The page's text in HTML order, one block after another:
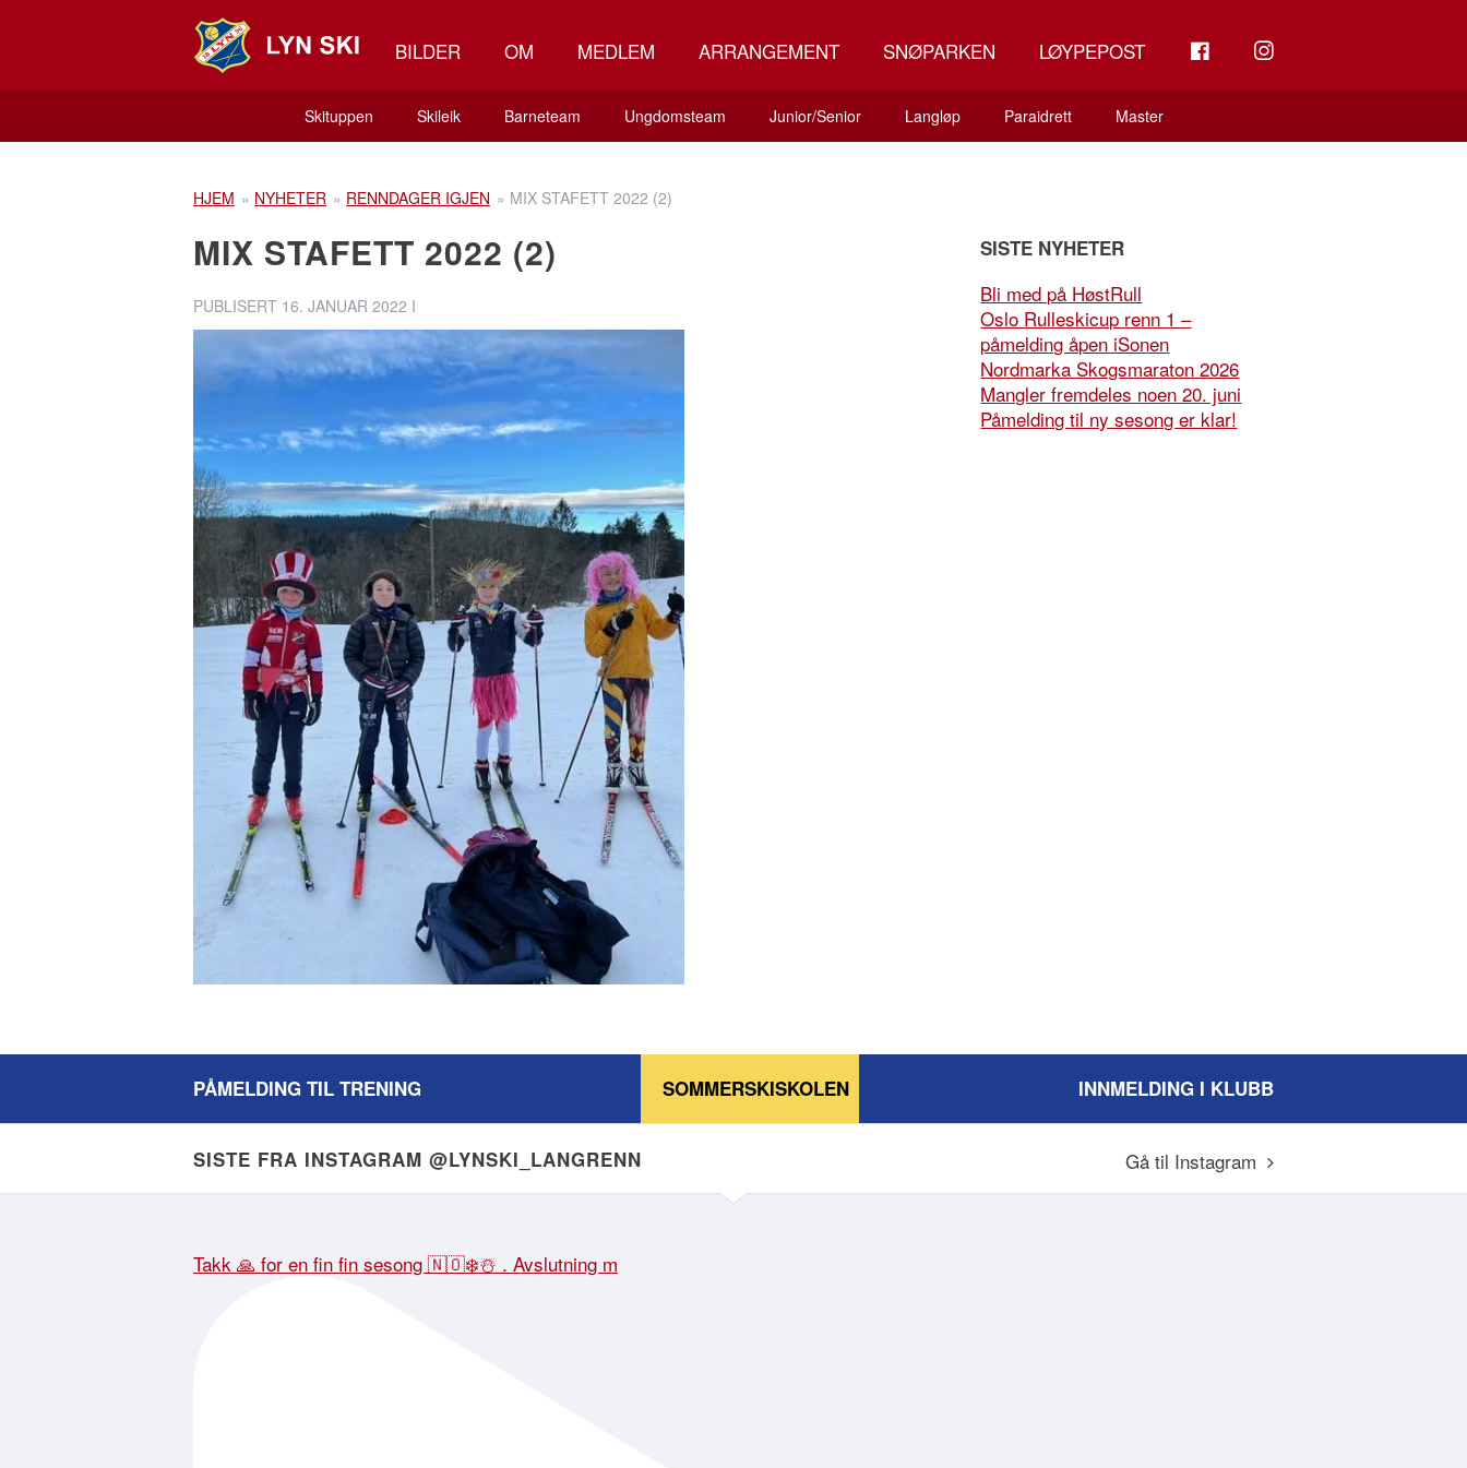
BILDER OM MEDLEM ARRANGEMENT SNØPARKEN LØYPEPOST INSTAGRAM
Skituppen Skileik Barneteam Ungdomsteam Junior/Senior Langløp Paraidrett Master
HJEM » NYHETER » RENNDAGER IGJEN » MIX STAFETT 2022 (2)
MIX STAFETT 2022 (2)
PUBLISERT 16. JANUAR 2022 I
SISTE NYHETER
Bli med på HøstRull
Oslo Rulleskicup renn 1 –
påmelding åpen iSonen
Nordmarka Skogsmaraton 2026
Mangler fremdeles noen 20. juni
Påmelding til ny sesong er klar!
PÅMELDING TIL TRENING INNMELDING I KLUBB
SOMMERSKISKOLEN
SISTE FRA INSTAGRAM @LYNSKI_LANGRENN Gå til Instagram
Takk 🙏 for en fin fin sesong 🇳🇴❄️☃️ . Avslutning m